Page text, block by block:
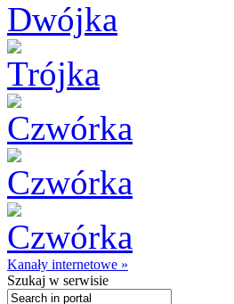
Kanały internetowe »
Szukaj w serwisie